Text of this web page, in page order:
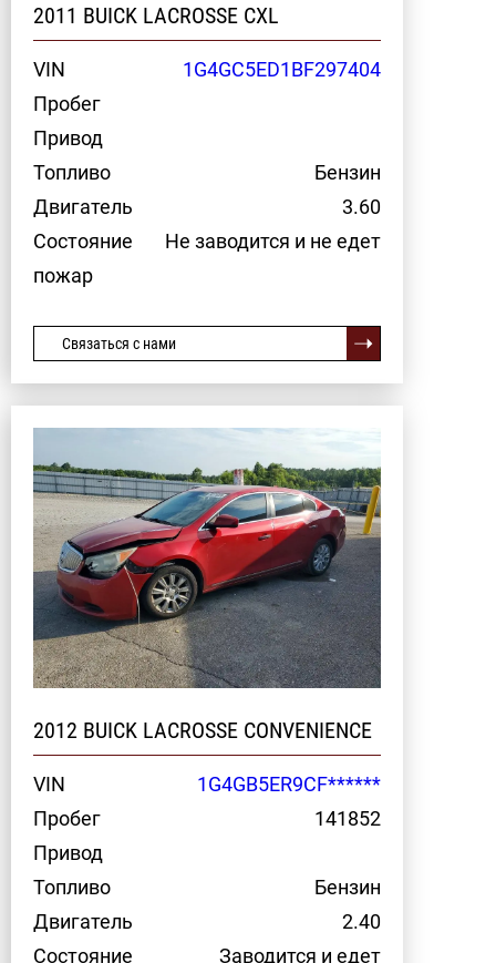
2011 BUICK LACROSSE CXL
VIN
1G4GC5ED1BF297404
Пробег
Привод
Топливо
Бензин
Двигатель
3.60
Состояние
Не заводится и не едет
пожар
Связаться с нами
2012 BUICK LACROSSE CONVENIENCE
VIN
1G4GB5ER9CF******
Пробег
141852
Привод
Топливо
Бензин
Двигатель
2.40
Состояние
Заводится и едет